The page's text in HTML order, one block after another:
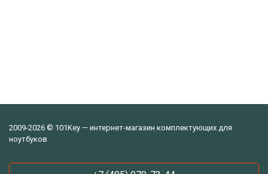
2009-2026 © 101Key — интернет-магазин комплектующих для
ноутбуков